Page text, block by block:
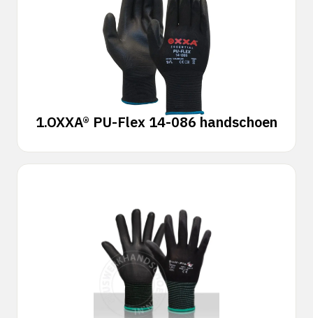
1.OXXA® PU-Flex 14-086 handschoen